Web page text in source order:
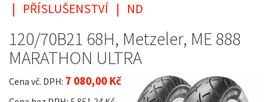
| PŘÍSLUŠENSTVÍ | ND
120/70B21 68H, Metzeler, ME 888
MARATHON ULTRA
Cena vč. DPH: 7 080,00 Kč